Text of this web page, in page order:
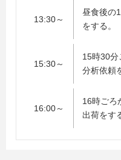
13:30～
昼食後の
をする。
15:30～
15時30分
分析依頼
16:00～
16時ごろ
出荷をす